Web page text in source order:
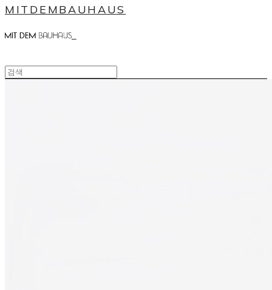
MITDEMBAUHAUS